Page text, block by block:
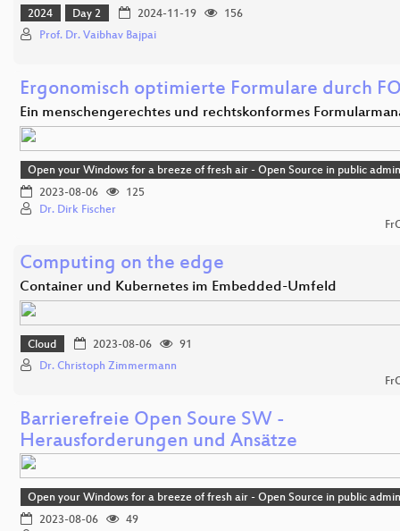
2024 Day 2 2024-11-19
156
Prof. Dr. Vaibhav Bajpai
Ergonomisch optimierte Formulare durch
Ein menschengerechtes und rechtskonformes
Open your Windows for a breeze of fresh air - Open Source in public
2023-08-06
125
Dr. Dirk Fischer
Computing on the edge
Container und Kubernetes im Embedded-Umfeld
Cloud 2023-08-06
91
Dr. Christoph Zimmermann
Barrierefreie Open Soure SW -
Herausforderungen und Ansätze
Open your Windows for a breeze of fresh air - Open Source in public
2023-08-06
49